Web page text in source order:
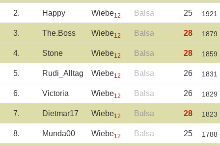
2. Happy Wiebe12 Balsa 25 1921
3. The.Boss Wiebe12 Balsa 28 1879
4. Stone Wiebe12 Balsa 28 1859
5. Rudi_Alltag Wiebe12 Balsa 26 1831
6. Victoria Wiebe12 Balsa 26 1829
7. Dietmar17 Wiebe12 Balsa 28 1823
8. Munda00 Wiebe12 Balsa 25 1788